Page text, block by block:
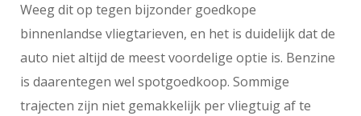
Weeg dit op tegen bijzonder goedkope
binnenlandse vliegtarieven, en het is duidelijk dat de
auto niet altijd de meest voordelige optie is. Benzine
is daarentegen wel spotgoedkoop. Sommige
trajecten zijn niet gemakkelijk per vliegtuig af te